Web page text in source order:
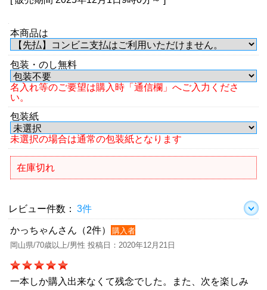
本商品は
包装・のし無料
名入れ等のご要望は購入時「通信欄」へご入力くださ
い。
包装紙
未選択の場合は通常の包装紙となります
在庫切れ
レビュー件数： 3件
かっちゃんさん（2件）
購入者
岡山県/70歳以上/男性 投稿日：2020年12月21日
一本しか購入出来なくて残念でした。また、次を楽しみ